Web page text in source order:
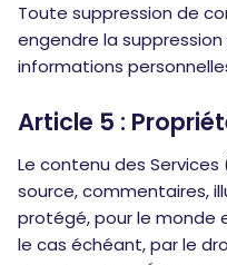
Toute suppression de
engendre la
informations
Article 5 :
Le contenu des
source, commentaires,
protégé, pour le monde
le cas échéant, par le